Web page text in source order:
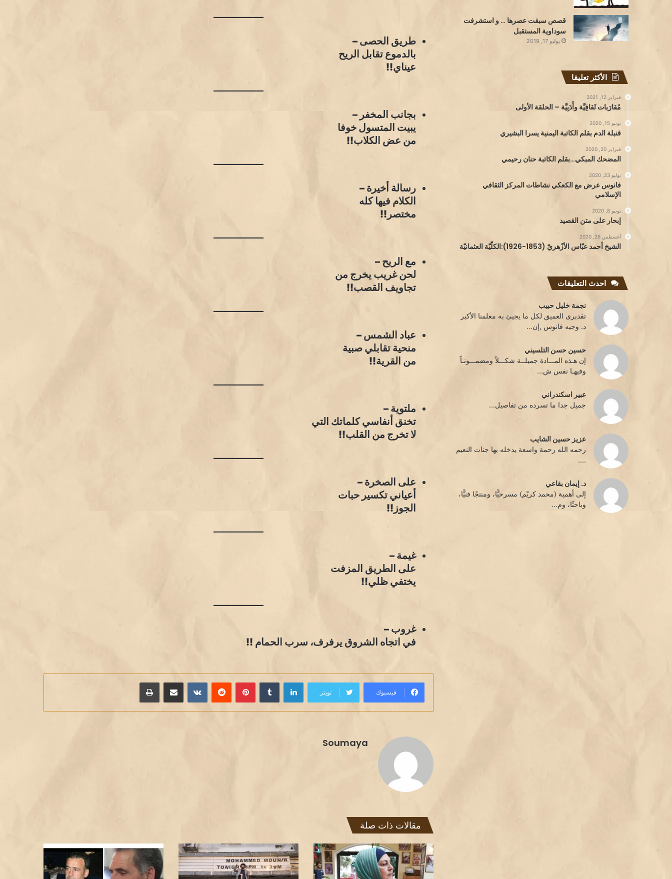
طريق الحصى –
بالدموع تقابل الريح
عيناي!!
بجانب المخفر –
يبيت المتسول خوفا
من عض الكلاب!!
رسالة أخيرة –
الكلام فيها كله
مختصر!!
مع الريح –
لحن غريب يخرج من
تجاويف القصب!!
عباد الشمس –
منحية تقابلي صبية
من القرية!!
ملتوية –
تخنق أنفاسي كلماتك التي
لا تخرج من القلب!!
على الصخرة –
أعياني تكسير حبات
الجوز!!
غيمة –
على الطريق المزفت
يختفي ظلي!!
غروب –
في اتجاه الشروق يرفرف، سرب الحمام !!
فيسبوك تويتر
لينكدإن بينتيريست مشاركة عبر البريد طباعة
Soumaya
مقالات ذات صلة
قصص سبقت عصرها … و استشرفت
سوداوية المستقبل
يوليو 17, 2019
الأكثر تعليقا
فبراير 12, 2021
مُقارَبات ثَقافِيَّة وأَدَبِيَّة – الحلقة الأولى
يونيو 15, 2020
قنبلة الدم بقلم الكاتبة اليمنية يسرا البشيري
فبراير 20, 2020
المضحك المبكي…بقلم الكاتبة حنان رحيمي
يوليو 23, 2020
فانوس عرض مع الكعكي نشاطات المركز الثقافي
الإسلامي
يونيو 8, 2020
إبحار على متن القصيد
أغسطس 26, 2020
الشيخ أحمد عبّاس الأزْهريّ (1853-1926):الكلّيّة العثمانيّة
احدث التعليقات
نجمة خليل حبيب
تقدبرى العميق لكل ما يجيئ به معلمنا الأكبر
د. وجيه فانوس ,إن...
حسين حسن التلسيني
إن هـذه المـــادة جميلــة شكـــلاً ومضمـــونـاً
وفيهـا نفس ش...
عبير اسكندراني
جميل جدا ما تسرده من تفاصيل...
عزيز حسين الشايب
رحمه الله رحمة واسعة يدخله بها جنات النعيم
....
د. إيمان بقاعي
إلى أهمية (محمد كريّم) مسرحيًّا، ومنتجًا فنيًّا،
وباحثًا، وم...